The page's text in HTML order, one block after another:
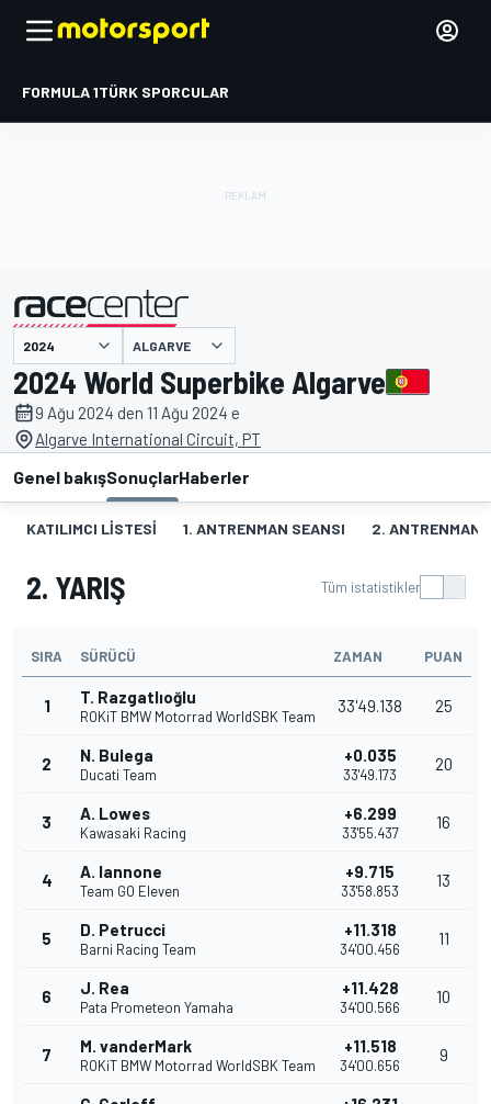
FORMULA 1TÜRK SPORCULAR
ALGARVE
2024 World Superbike Algarve
9 Ağu 2024 den 11 Ağu 2024 e
Algarve International Circuit, PT
Genel bakışSonuçlarHaberler
KATILIMCI LISTESI 1. ANTRENMAN SEANSI 2. ANTRENMAN
2. YARIŞ Tüm istatistikler
SIRA SÜRÜCÜ ZAMAN PUAN
1 T. Razgatlıoğlu
ROKiT BMW Motorrad WorldSBK Team
33'49.138 25
2 N. Bulega
Ducati Team
+0.035
33'49.173
20
3 A. Lowes
Kawasaki Racing
+6.299
33'55.437
16
4 A. Iannone
Team GO Eleven
+9.715
33'58.853
13
5 D. Petrucci
Barni Racing Team
+11.318
34'00.456
11
6 J. Rea
Pata Prometeon Yamaha
+11.428
34'00.566
10
7 M. vanderMark
ROKiT BMW Motorrad WorldSBK Team
+11.518
34'00.656
9